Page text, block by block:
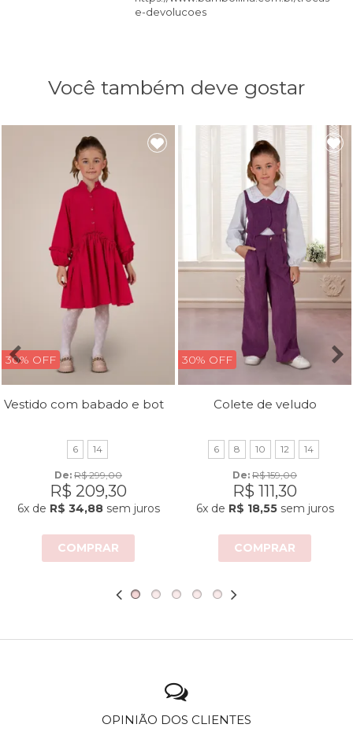
e-devolucoes
Você também deve gostar
30% OFF
6 14
De: R$ 299,00
R$ 209,30
6xde R$ 34,88sem juros
COMPRAR
30% OFF
Colete de veludo
6 8 10 12 14
De: R$ 159,00
R$ 111,30
6xde R$ 18,55sem juros
COMPRAR
OPINIÃO DOS CLIENTES